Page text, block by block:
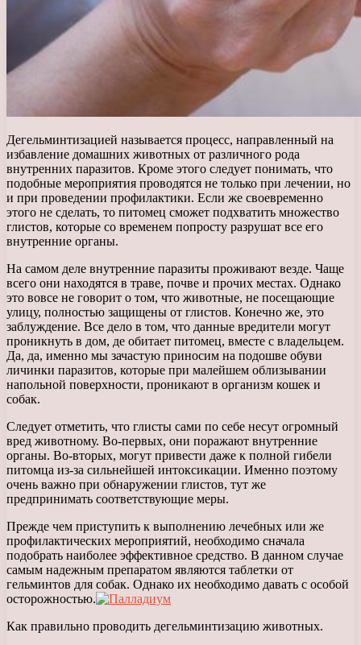
Дегельминтизацией называется процесс, направленный на
избавление домашних животных от различного рода
внутренних паразитов. Кроме этого следует понимать, что
подобные мероприятия проводятся не только при лечении, но
и при проведении профилактики. Если же своевременно
этого не сделать, то питомец сможет подхватить множество
глистов, которые со временем попросту разрушат все его
внутренние органы.
На самом деле внутренние паразиты проживают везде. Чаще
всего они находятся в траве, почве и прочих местах. Однако
это вовсе не говорит о том, что животные, не посещающие
улицу, полностью защищены от глистов. Конечно же, это
заблуждение. Все дело в том, что данные вредители могут
проникнуть в дом, де обитает питомец, вместе с владельцем.
Да, да, именно мы зачастую приносим на подошве обуви
личинки паразитов, которые при малейшем облизывании
напольной поверхности, проникают в организм кошек и
собак.
Следует отметить, что глисты сами по себе несут огромный
вред животному. Во-первых, они поражают внутренние
органы. Во-вторых, могут привести даже к полной гибели
питомца из-за сильнейшей интоксикации. Именно поэтому
очень важно при обнаружении глистов, тут же
предпринимать соответствующие меры.
Прежде чем приступить к выполнению лечебных или же
профилактических мероприятий, необходимо сначала
подобрать наиболее эффективное средство. В данном случае
самым надежным препаратом являются таблетки от
гельминтов для собак. Однако их необходимо давать с особой
осторожностью.
Как правильно проводить дегельминтизацию животных.